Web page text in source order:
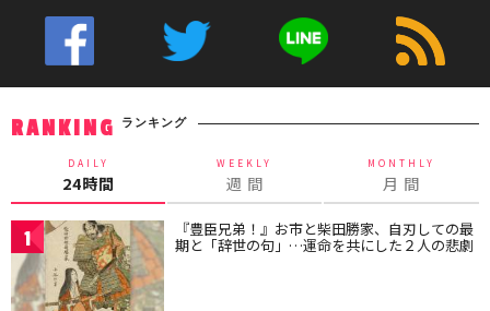
RANKING ランキング
DAILY
24時間
WEEKLY
週 間
MONTHLY
月 間
1 『豊臣兄弟！』お市と柴田勝家、自刃しての最
期と「辞世の句」…運命を共にした２人の悲劇